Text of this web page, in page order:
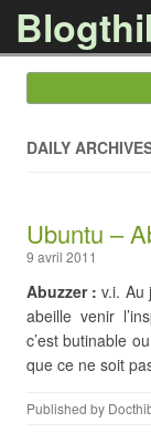
DAILY
Ubuntu –
9 avril 2011
Abuzzer : v.i. Au
abeille venir
c’est butinable
que ce ne soit
Published by